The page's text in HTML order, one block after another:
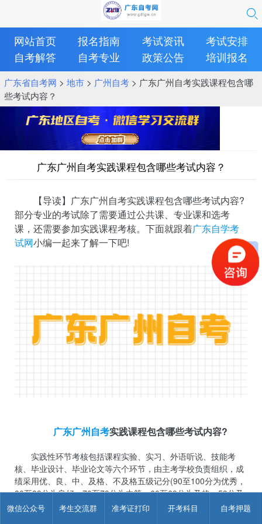
微信公众号 考生交流群 准考证打印 开考科目 自考押题
网站首页 报名指南 考试资讯
考试安排
自考解答
自考专业 政策公告 培训报名
广东省自考网 > 地市> 广州自考> 广东广州自考实践课程包含哪
些考试内容？
广东广州自考实践课程包含哪些考试内容？
【导读】广东广州自考实践课程包含哪些考试内容?
部分专业的考试除了需要通过公共课、专业课和选考
课，还需要参加实践课程考核。下面就跟着广东自学考
试网小编一起来了解一下吧!
广东广州自考实践课程包含哪些考试内容?
实践性环节考核包括课程实验、实习、外语听说、技能考
核、毕业设计、毕业论文等六个环节，由主考学校负责组织，成
绩采用优、良、中、及格、不及格五级记分(90至100分为优秀，
80至89分为良好，70至79分为中等，60至69分为及格，59分及
以下为不及格)。考核成绩不合格者，可在下一期继续申请参加考